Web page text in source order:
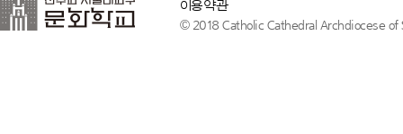
이용약관
© 2018 Catholic Cathedral Archdiocese of